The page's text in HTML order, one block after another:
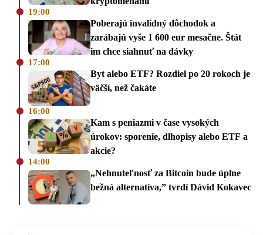
19:00
Poberajú invalidný dôchodok a
zarábajú vyše 1 600 eur mesačne. Štát
im chce siahnuť na dávky
17:00
Byt alebo ETF? Rozdiel po 20 rokoch je
väčší, než čakáte
16:00
Kam s peniazmi v čase vysokých
úrokov: sporenie, dlhopisy alebo ETF a
akcie?
14:00
„Nehnuteľnosť za Bitcoin bude úplne
bežná alternatíva,” tvrdí Dávid Kokavec